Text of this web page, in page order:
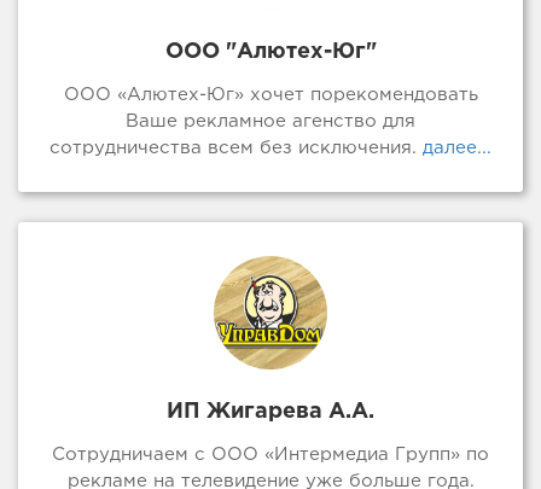
ООО "Алютех-Юг"
ООО «Алютех-Юг» хочет порекомендовать
Ваше рекламное агенство для
сотрудничества всем без исключения. далее...
ИП Жигарева А.А.
Сотрудничаем с ООО «Интермедиа Групп» по
рекламе на телевидение уже больше года.